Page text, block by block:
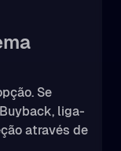
Se
liga-
através de